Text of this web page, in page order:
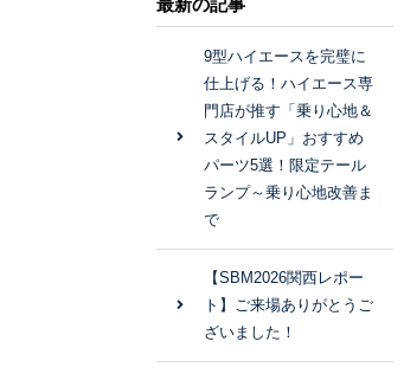
最新の記事
9型ハイエースを完璧に
仕上げる！ハイエース専
門店が推す「乗り心地＆
スタイルUP」おすすめ
パーツ5選！限定テール
ランプ～乗り心地改善ま
で
【SBM2026関西レポー
ト】ご来場ありがとうご
ざいました！